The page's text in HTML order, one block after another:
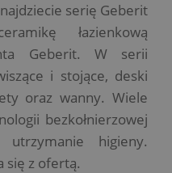
serię Geberit
łazienkową
Geberit. W serii
i stojące, deski
oraz wanny. Wiele
bezkołnierzowej
higieny.
się z ofertą.